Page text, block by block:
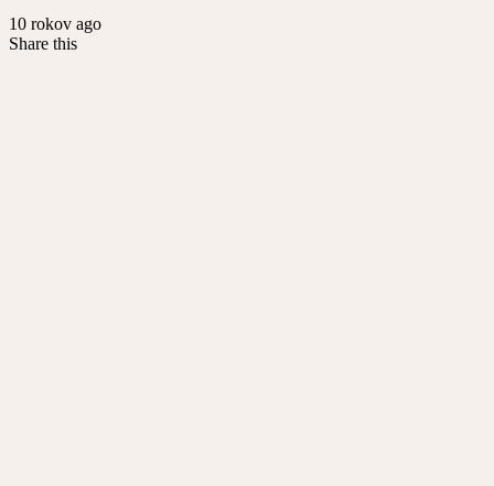
10 rokov ago
Share this